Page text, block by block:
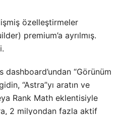
özelleştirmeler
premium’a ayrılmış.
dashboard’undan “Görünüm
“Astra”yı aratın ve
Rank Math eklentisiyle
2 milyondan fazla aktif